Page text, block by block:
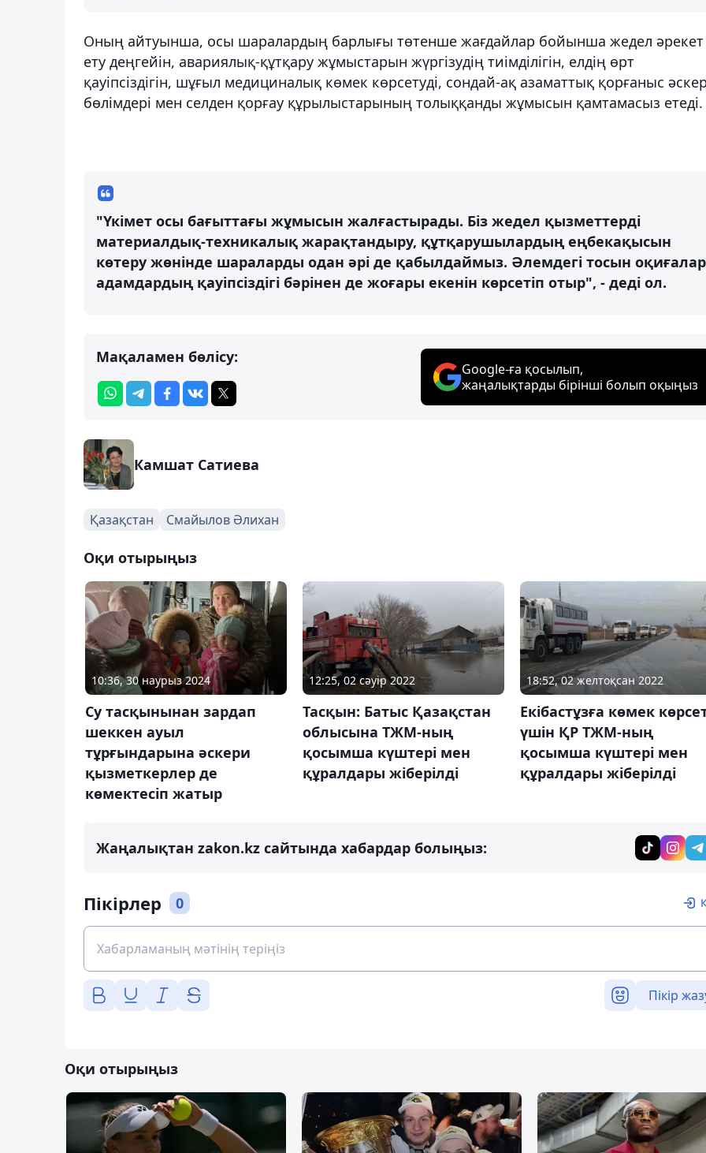
Оның айтуынша, осы шаралардың барлығы төтенше жағдайлар бойынша жедел әрекет
ету деңгейін, авариялық-құтқару жұмыстарын жүргізудің тиімділігін, елдің өрт
қауіпсіздігін, шұғыл медициналық көмек көрсетуді, сондай-ақ азаматтық қорғаныс
бөлімдері мен селден қорғау құрылыстарының толыққанды жұмысын қамтамасыз етеді.
"Үкімет осы бағыттағы жұмысын жалғастырады. Біз жедел қызметтерді
материалдық-техникалық жарақтандыру, құтқарушылардың еңбекақысын
көтеру жөнінде шараларды одан әрі де қабылдаймыз. Әлемдегі тосын оқиғалар
адамдардың қауіпсіздігі бәрінен де жоғары екенін көрсетіп отыр", - деді ол.
Мақаламен бөлісу:
Google-ға қосылып,
жаңалықтарды бірінші болып оқыңыз
Камшат Сатиева
Қазақстан Смайылов Әлихан
Оқи отырыңыз
10:36, 30 наурыз 2024
Су тасқынынан зардап
шеккен ауыл
тұрғындарына әскери
қызметкерлер де
көмектесіп жатыр
12:25, 02 сәуір 2022
Тасқын: Батыс Қазақстан
облысына ТЖМ-ның
қосымша күштері мен
құралдары жіберілді
18:52, 02 желтоқсан 2022
Екібастұзға көмек
үшін ҚР ТЖМ-ның
қосымша күштері мен
құралдары жіберілді
Жаңалықтан zakon.kz сайтында хабардар болыңыз:
Пікірлер 0
Пікір
Оқи отырыңыз